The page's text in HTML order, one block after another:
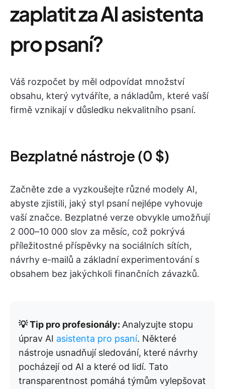
zaplatit za AI asistenta
pro psaní?
Váš rozpočet by měl odpovídat množství
obsahu, který vytváříte, a nákladům, které vaší
firmě vznikají v důsledku nekvalitního psaní.
Bezplatné nástroje (0 $)
Začněte zde a vyzkoušejte různé modely AI,
abyste zjistili, jaký styl psaní nejlépe vyhovuje
vaší značce. Bezplatné verze obvykle umožňují
2 000–10 000 slov za měsíc, což pokrývá
příležitostné příspěvky na sociálních sítích,
návrhy e-mailů a základní experimentování s
obsahem bez jakýchkoli finančních závazků.
💡 Tip pro profesionály: Analyzujte stopu
úprav AI asistenta pro psaní. Některé
nástroje usnadňují sledování, které návrhy
pocházejí od AI a které od lidí. Tato
transparentnost pomáhá týmům vylepšovat